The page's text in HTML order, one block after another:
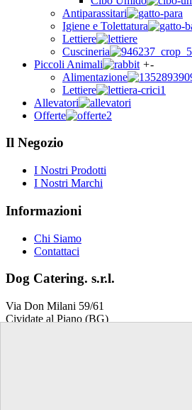
Antiparassitari
Igiene e Tolettatura
Lettiere
Cuscineria
Piccoli Animali
+-
Alimentazione
Lettiere
Allevatori
Offerte
Il Negozio
I Nostri Prodotti
I Nostri Marchi
Informazioni
Chi Siamo
Contattaci
Dog Catering. s.r.l.
Via Don Milani 59/61
Cividate al Piano (BG)